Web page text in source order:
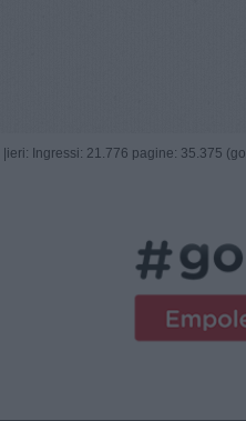
ieri: Ingressi: 21.776 pagine: 35.375